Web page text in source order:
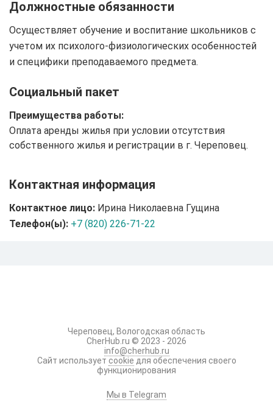
Должностные обязанности
Осуществляет обучение и воспитание школьников с
учетом их психолого-физиологических особенностей
и специфики преподаваемого предмета.
Социальный пакет
Преимущества работы:
Оплата аренды жилья при условии отсутствия
собственного жилья и регистрации в г. Череповец.
Контактная информация
Контактное лицо: Ирина Николаевна Гущина
Телефон(ы): +7 (820) 226-71-22
Череповец, Вологодская область
CherHub.ru © 2023 - 2026
info@cherhub.ru
Сайт использует cookie для обеспечения своего
функционирования
Мы в Telegram